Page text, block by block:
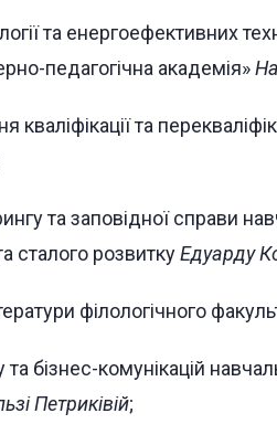
та енергоефективних
педагогічна академія»
та
та заповідної справи
сталого розвиткуЕдуарду
філологічного
бізнес-комунікацій
Петриківій;